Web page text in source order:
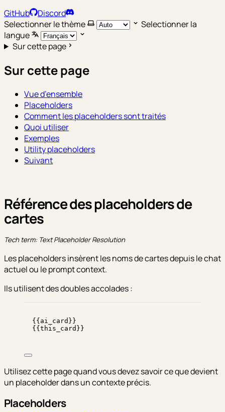
GitHub
Discord
Selectionner le thème
Selectionner la
langue
Sur cette page
Sur cette page
Vue d’ensemble
Placeholders
Comment les placeholders sont traités
Quoi utiliser
Exemples
Utility placeholders
Suivant
Référence des placeholders de
cartes
Tech term: Text Placeholder Resolution
Les placeholders insèrent les noms de cartes depuis le chat
actuel ou le prompt context.
Ils utilisent des doubles accolades :
{{ai_card}}
{{this_card}}
Utilisez cette page quand vous devez savoir ce que devient
un placeholder dans un contexte précis.
Placeholders